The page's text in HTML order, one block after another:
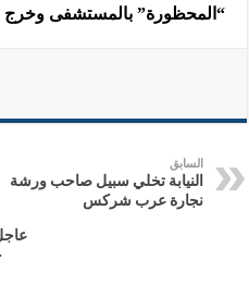
“المحظورة” بالمستشفى وخرج
السابق
النيابة تخلي سبيل صاحب ورشة
نجارة عرب شركس